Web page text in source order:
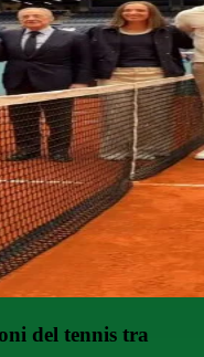
del tennis tra